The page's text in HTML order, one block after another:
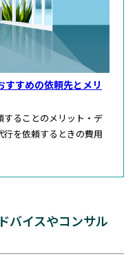
すすめの依頼先とメリ
することのメリット・デ
行を依頼するときの費用
バイスやコンサル